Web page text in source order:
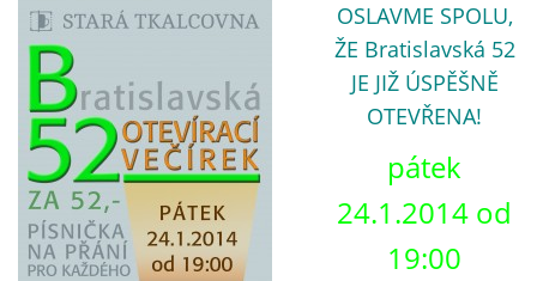
OSLAVME SPOLU,
ŽE Bratislavská 52
JE JIŽ ÚSPĚŠNĚ
OTEVŘENA!
pátek
24.1.2014 od
19:00